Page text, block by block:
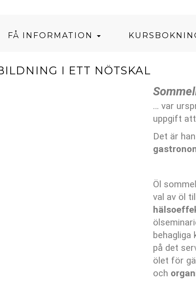
FÅ INFORMATION
I ETT NÖTSKAL
… var
uppgift
Det är
Öl
val av öl
behagliga
på det
ölet för
och